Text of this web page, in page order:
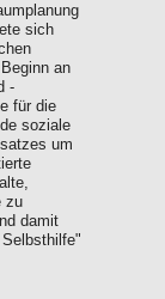
sich
an
-
für die
soziale
um
zu
damit